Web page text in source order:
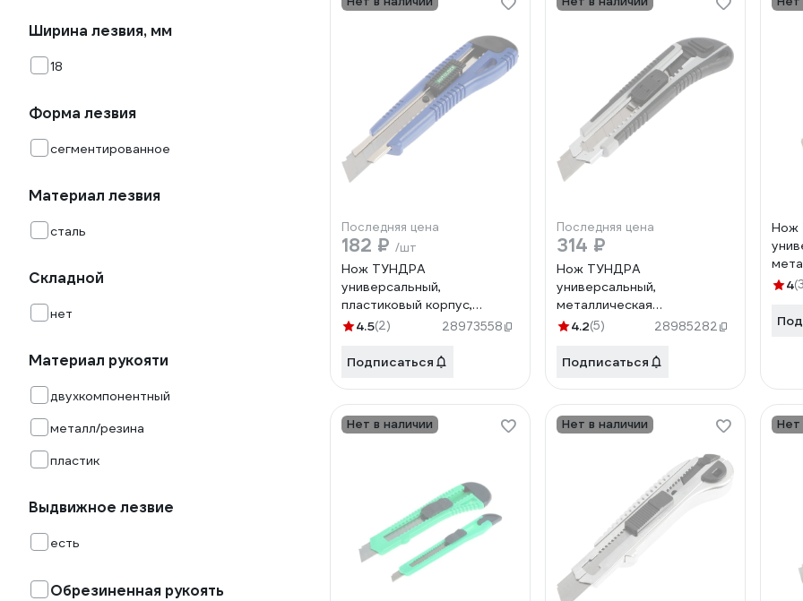
Ширина лезвия, мм
18
Форма лезвия
сегментированное
Материал лезвия
сталь
Складной
нет
Материал рукояти
двухкомпонентный
металл/резина
пластик
Выдвижное лезвие
есть
Обрезиненная рукоять
Последняя цена
182 ₽ /шт
Нож ТУНДРА
универсальный,
пластиковый корпус,
металлическая
1006499
4.5(2) 28973558
Подписаться
Последняя цена
314 ₽
Нож ТУНДРА
универсальный,
металлическая
направляющая, 2 запасных
1006506
4.2(5) 28985282
Подписаться
Нож
4
Нет в наличии Нет в наличии Нет